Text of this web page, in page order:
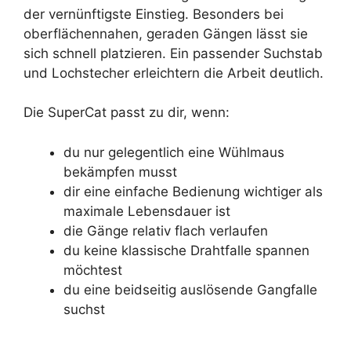
der vernünftigste Einstieg. Besonders bei
oberflächennahen, geraden Gängen lässt sie
sich schnell platzieren. Ein passender Suchstab
und Lochstecher erleichtern die Arbeit deutlich.
Die SuperCat passt zu dir, wenn:
du nur gelegentlich eine Wühlmaus
bekämpfen musst
dir eine einfache Bedienung wichtiger als
maximale Lebensdauer ist
die Gänge relativ flach verlaufen
du keine klassische Drahtfalle spannen
möchtest
du eine beidseitig auslösende Gangfalle
suchst